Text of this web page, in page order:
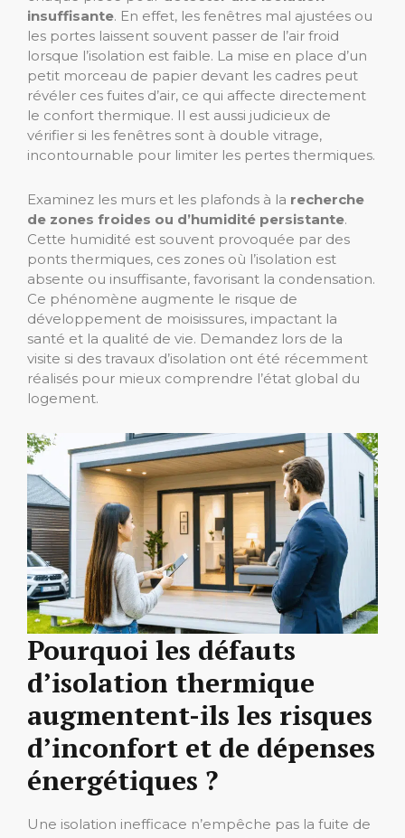
insuffisante. En effet, les fenêtres mal ajustées ou
les portes laissent souvent passer de l’air froid
lorsque l’isolation est faible. La mise en place d’un
petit morceau de papier devant les cadres peut
révéler ces fuites d’air, ce qui affecte directement
le confort thermique. Il est aussi judicieux de
vérifier si les fenêtres sont à double vitrage,
incontournable pour limiter les pertes thermiques.
Examinez les murs et les plafonds à la recherche
de zones froides ou d’humidité persistante.
Cette humidité est souvent provoquée par des
ponts thermiques, ces zones où l’isolation est
absente ou insuffisante, favorisant la condensation.
Ce phénomène augmente le risque de
développement de moisissures, impactant la
santé et la qualité de vie. Demandez lors de la
visite si des travaux d’isolation ont été récemment
réalisés pour mieux comprendre l’état global du
logement.
Pourquoi les défauts
d’isolation thermique
augmentent-ils les risques
d’inconfort et de dépenses
énergétiques ?
Une isolation inefficace n’empêche pas la fuite de